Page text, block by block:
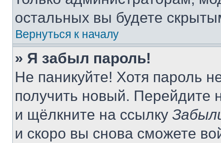
остальных вы будете
Вернуться к началу
» Я забыл пароль!
Не паникуйте! Хотя пароль
получить новый. Перейдите
и щёлкните на ссылку
и скоро вы снова сможете